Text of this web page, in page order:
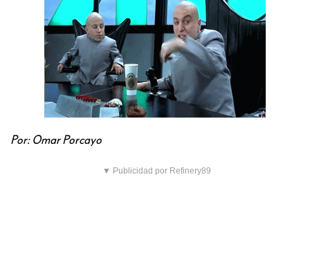
Por: Omar Porcayo
▼ Publicidad por Refinery89